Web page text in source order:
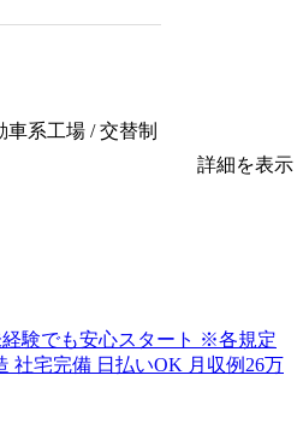
系工場 / 交替制
詳細を表示